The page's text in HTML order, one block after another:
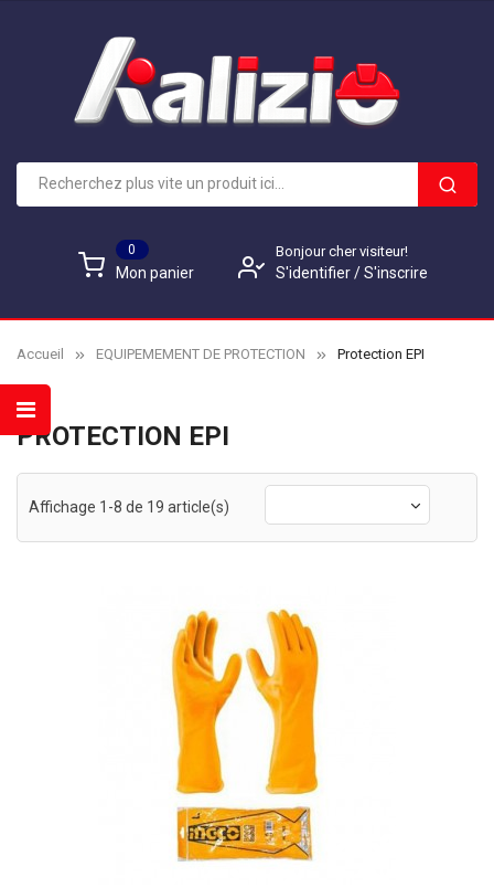
0
Mon panier
Bonjour cher visiteur!
S'identifier/ S'inscrire
Accueil EQUIPEMEMENT DE PROTECTION Protection EPI
PROTECTION EPI
Affichage 1-8 de 19 article(s)